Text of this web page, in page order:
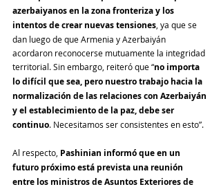
azerbaiyanos en la zona fronteriza y los
intentos de crear nuevas tensiones, ya que se
dan luego de que Armenia y Azerbaiyán
acordaron reconocerse mutuamente la integridad
territorial. Sin embargo, reiteró que “no importa
lo difícil que sea, pero nuestro trabajo hacia la
normalización de las relaciones con Azerbaiyán
y el establecimiento de la paz, debe ser
continuo. Necesitamos ser consistentes en esto”.
Al respecto, Pashinian informó que en un
futuro próximo está prevista una reunión
entre los ministros de Asuntos Exteriores de